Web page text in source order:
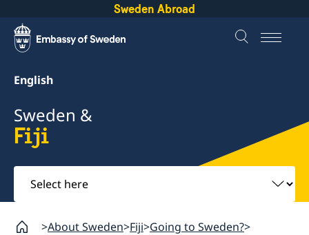
Sweden Abroad
English
Sweden &
Fiji
Select
here
About Sweden Fiji Going to Sweden?